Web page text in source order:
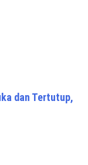
dan Tertutup,